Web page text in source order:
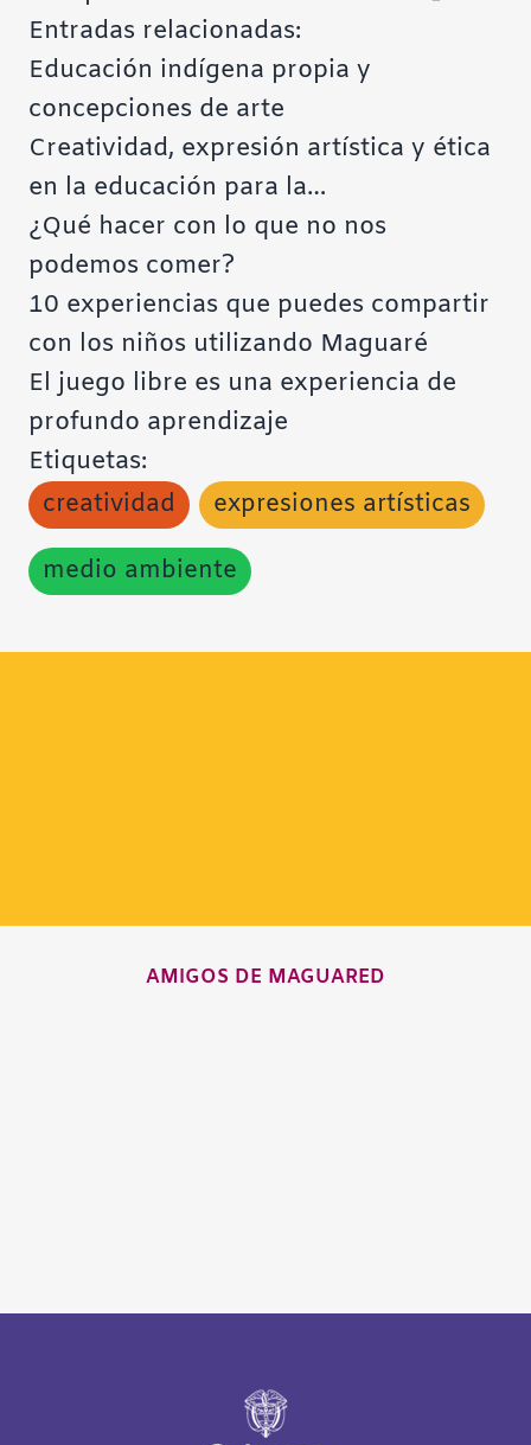
Entradas relacionadas:
Educación indígena propia y
concepciones de arte
Creatividad, expresión artística y ética
en la educación para la…
¿Qué hacer con lo que no nos
podemos comer?
10 experiencias que puedes compartir
con los niños utilizando Maguaré
El juego libre es una experiencia de
profundo aprendizaje
Etiquetas:
creatividad
expresiones artísticas
medio ambiente
AMIGOS DE MAGUARED